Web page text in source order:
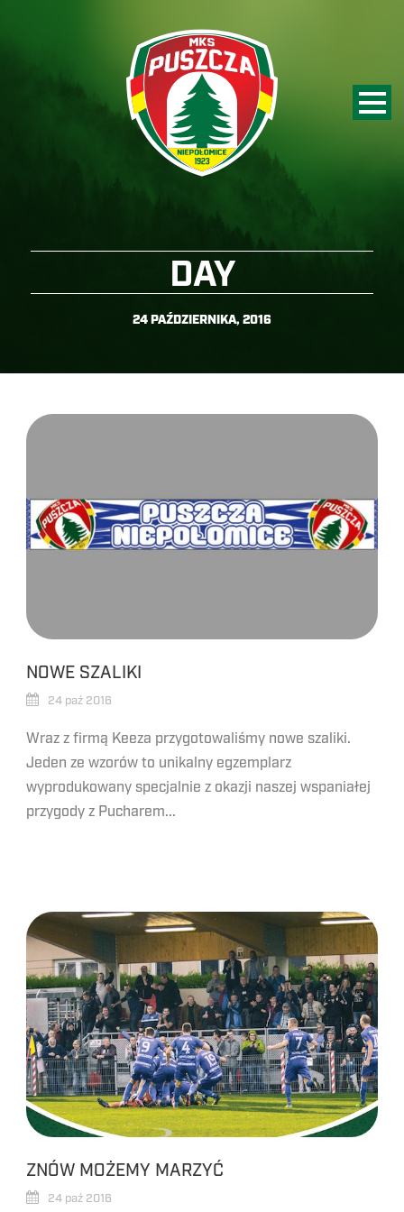
DAY
24 PAŹDZIERNIKA, 2016
NOWE SZALIKI
24 paź 2016
Wraz z firmą Keeza przygotowaliśmy nowe szaliki.
Jeden ze wzorów to unikalny egzemplarz
wyprodukowany specjalnie z okazji naszej wspaniałej
przygody z Pucharem...
ZNÓW MOŻEMY MARZYĆ
24 paź 2016